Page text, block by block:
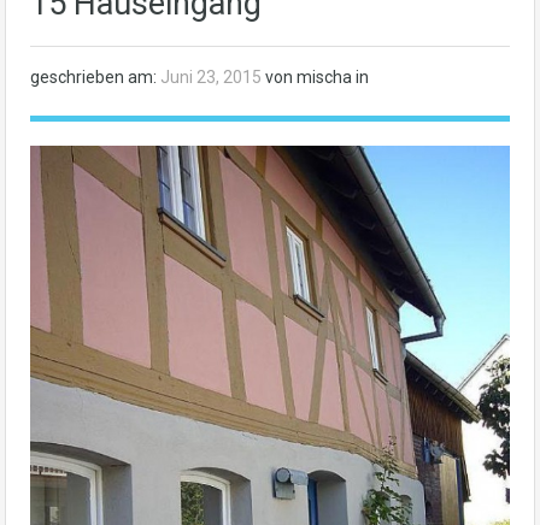
geschrieben am: Juni 23, 2015 von mischa in